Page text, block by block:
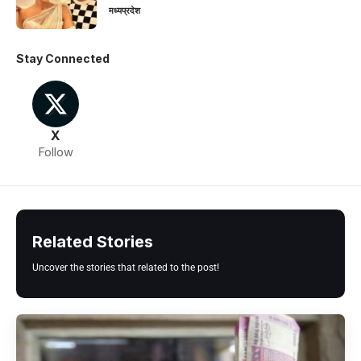
मध्यप्रदेश
Stay Connected
X
Follow
Related Stories
Uncover the stories that related to the post!